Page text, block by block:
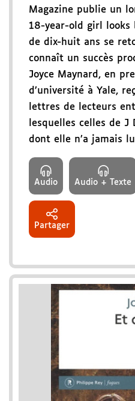
Magazine publie un
18-year-old girl
de dix-huit ans se
connaît un succès
Joyce Maynard, en
d’université à Yale,
lettres de lecteurs
lesquelles celles de J
dont elle n’a jamais
Audio Audio + Texte
Partager